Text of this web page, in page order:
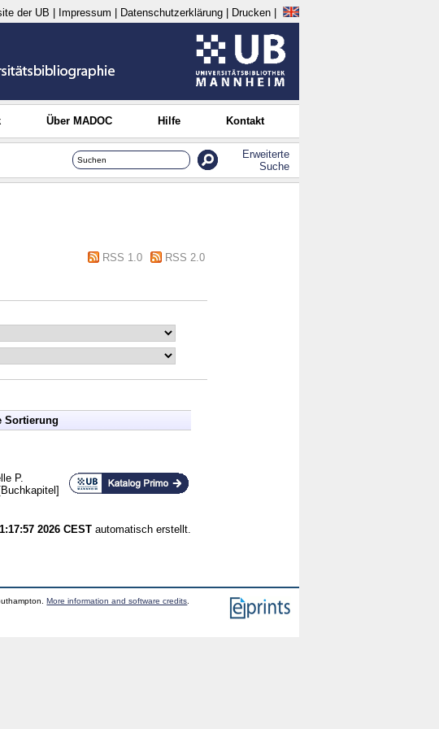
der UB Impressum Datenschutzerklärung Drucken
Über MADOC Hilfe Kontakt
Erweiterte
Suche
RSS 1.0
RSS 2.0
Sortierung
P.
[Buchkapitel]
2026 CEST automatisch erstellt.
More information and software credits